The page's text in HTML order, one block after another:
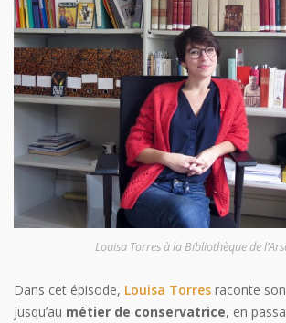
Louisa Torres à la Bibliothèque de
Dans cet épisode, Louisa Torres raconte
jusqu’au métier de conservatrice, en